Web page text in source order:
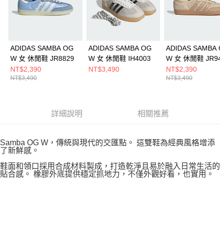
ADIDAS SAMBA OG
W 女 休閒鞋 JR8829
NT$2,390
NT$3,490
ADIDAS SAMBA OG
W 女 休閒鞋 IH4003
NT$3,490
ADIDAS SAMBA
W 女 休閒鞋
NT$2,390
NT$3,490
詳細說明 相關推薦
Samba OG W，傳統與現代的交匯點。 這雙鞋為經典風格增添
了新鮮感。
鞋面和領口採用合成材料製成，打造乾淨且易於融入日常生活的
貼合感。 橡膠外底提供穩定抓地力，不僅外觀好看，也實用。